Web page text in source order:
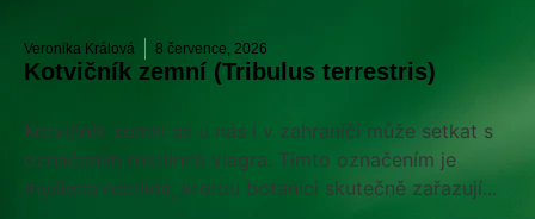
Veronika Králová 8 července, 2026
Kotvičník zemní (Tribulus terrestris)
Kotvičník zemní se u nás i v zahraníčí může setkat s
označením rostlinná viagra. Tímto označením je
myšlena rostlina, kterou botanici skutečně zařazují...